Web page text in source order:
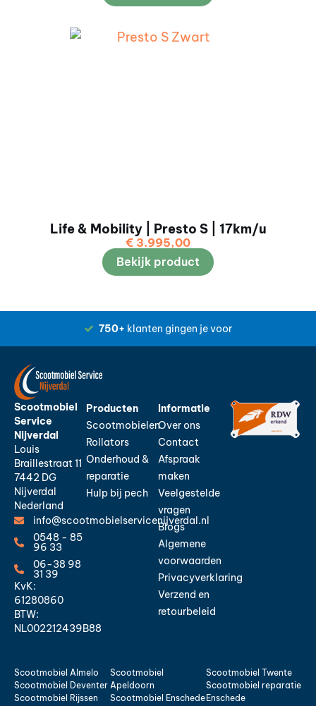
Life & Mobility | Presto S | 17km/u
€ 3.995,00
Bekijk product
750+ klanten gingen je voor
Scootmobiel
Service
Nijverdal
Louis
Braillestraat 11
7442 DG
Nijverdal
Nederland
info@scootmobielservicenijverdal.nl
0548 - 85
96 33
06-38 98
31 39
KvK:
61280860
BTW:
NL002212439B88
Producten
Scootmobielen
Rollators
Onderhoud &
reparatie
Hulp bij pech
Informatie
Over ons
Contact
Afspraak
maken
Veelgestelde
vragen
Blogs
Algemene
voorwaarden
Privacyverklaring
Verzend en
retourbeleid
Scootmobiel Almelo
Scootmobiel Deventer
Scootmobiel Rijssen
Scootmobiel
Apeldoorn
Scootmobiel Enschede
Scootmobiel Twente
Scootmobiel reparatie
Enschede